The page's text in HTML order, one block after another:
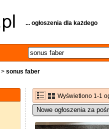
... ogłoszenia dla każdego
> sonus faber
Wyświetlono 1-1
Nowe ogłoszenia za